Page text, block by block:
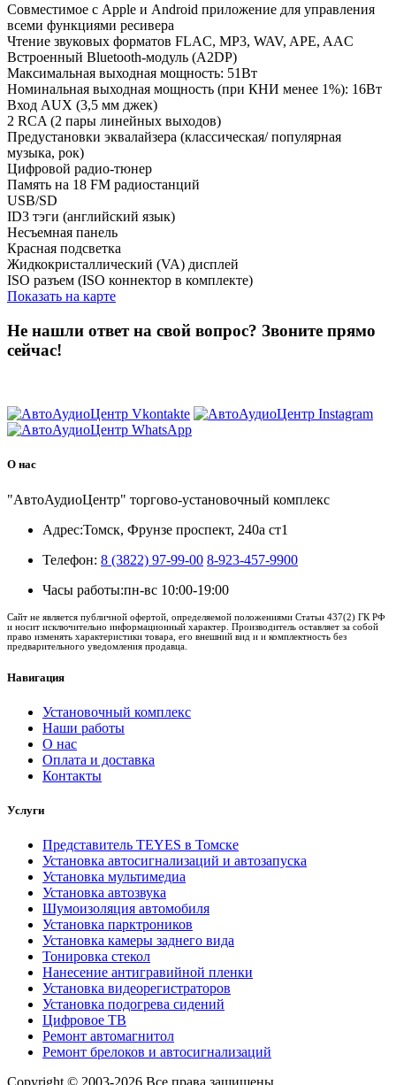
Совместимое с Apple и Android приложение для управления
всеми функциями ресивера
Чтение звуковых форматов FLAC, MP3, WAV, APE, AAC
Встроенный Bluetooth-модуль (A2DP)
Максимальная выходная мощность: 51Вт
Номинальная выходная мощность (при КНИ менее 1%): 16Вт
Вход AUX (3,5 мм джек)
2 RCA (2 пары линейных выходов)
Предустановки эквалайзера (классическая/ популярная
музыка, рок)
Цифровой радио-тюнер
Память на 18 FM радиостанций
USB/SD
ID3 тэги (английский язык)
Несъемная панель
Красная подсветка
Жидкокристаллический (VA) дисплей
ISO разъем (ISO коннектор в комплекте)
Показать на карте
Не нашли ответ на свой вопрос? Звоните прямо
сейчас!
О нас
"АвтоАудиоЦентр" торгово-установочный комплекс
Адрес:Томск, Фрунзе проспект, 240а ст1
Телефон: 8 (3822) 97-99-00 8-923-457-9900
Часы работы:пн-вс 10:00-19:00
Сайт не является публичной офертой, определяемой положениями Статьи 437(2) ГК РФ
и носит исключительно информационный характер. Производитель оставляет за собой
право изменять характеристики товара, его внешний вид и и комплектность без
предварительного уведомления продавца.
Навигация
Установочный комплекс
Наши работы
О нас
Оплата и доставка
Контакты
Услуги
Представитель TEYES в Томске
Установка автосигнализаций и автозапуска
Установка мультимедиа
Установка автозвука
Шумоизоляция автомобиля
Установка парктроников
Установка камеры заднего вида
Тонировка стекол
Нанесение антигравийной пленки
Установка видеорегистраторов
Установка подогрева сидений
Цифровое ТВ
Ремонт автомагнитол
Ремонт брелоков и автосигнализаций